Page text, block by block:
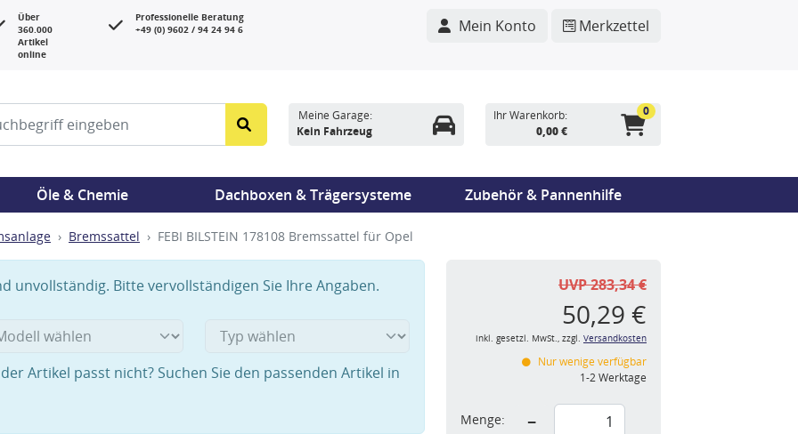
Über
360.000
Artikel
online
Professionelle Beratung
+49 (0) 9602 / 94 24 94 6
Mein Konto Merkzettel
Meine Garage:
Kein Fahrzeug
Ihr Warenkorb:
0,00 €
0
Öle & Chemie Dachboxen & Trägersysteme Zubehör & Pannenhilfe
Bremssattel FEBI BILSTEIN 178108 Bremssattel für Opel
unvollständig. Bitte vervollständigen Sie Ihre Angaben.
Artikel passt nicht? Suchen Sie den passenden Artikel in
UVP 283,34 €
50,29 €
inkl. gesetzl. MwSt., zzgl. Versandkosten
Nur wenige verfügbar
1-2 Werktage
Menge:
−